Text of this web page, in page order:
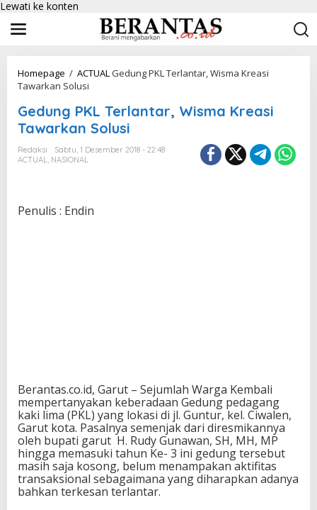
Lewati ke konten
Homepage / ACTUALGedung PKL Terlantar, Wisma Kreasi
Tawarkan Solusi
Gedung PKL Terlantar, Wisma Kreasi
Tawarkan Solusi
Redaksi
Sabtu, 1 Desember 2018 - 22:48
ACTUAL, NASIONAL
Penulis : Endin
Berantas.co.id, Garut – Sejumlah Warga Kembali
mempertanyakan keberadaan Gedung pedagang
kaki lima (PKL) yang lokasi di jl. Guntur, kel. Ciwalen,
Garut kota. Pasalnya semenjak dari diresmikannya
oleh bupati garut H. Rudy Gunawan, SH, MH, MP
hingga memasuki tahun Ke- 3 ini gedung tersebut
masih saja kosong, belum menampakan aktifitas
transaksional sebagaimana yang diharapkan adanya
bahkan terkesan terlantar.